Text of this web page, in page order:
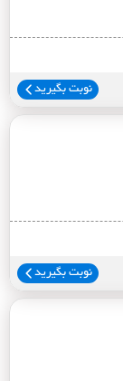
نوبت بگیرید
نوبت بگیرید